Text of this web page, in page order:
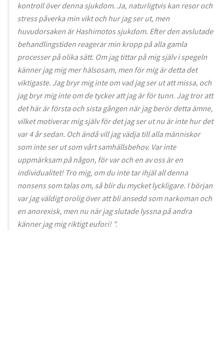
kontroll över denna sjukdom. Ja, naturligtvis kan resor och
stress påverka min vikt och hur jag ser ut, men
huvudorsaken är Hashimotos sjukdom. Efter den avslutade
behandlingstiden reagerar min kropp på alla gamla
processer på olika sätt. Om jag tittar på mig själv i spegeln
känner jag mig mer hälsosam, men för mig är detta det
viktigaste. Jag bryr mig inte om vad jag ser ut att missa, och
jag bryr mig inte om de tycker att jag är för tunn. Jag tror att
det här är första och sista gången när jag berör detta ämne,
vilket motiverar mig själv för det jag ser ut nu är inte hur det
var 4 år sedan. Och ändå vill jag vädja till alla människor
som inte ser ut som vårt samhällsbehov. Var inte
uppmärksam på någon, för var och en av oss är en
individualitet! Tro mig, om du inte tar ihjäl all denna
nonsens som talas om, så blir du mycket lyckligare. I början
var jag väldigt orolig över att bli ansedd som narkoman och
en anorexisk, men nu när jag slutade lyssna på andra
känner jag mig riktigt eufori! ".